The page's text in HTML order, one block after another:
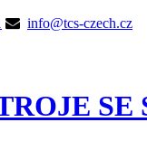
info@tcs-czech.cz